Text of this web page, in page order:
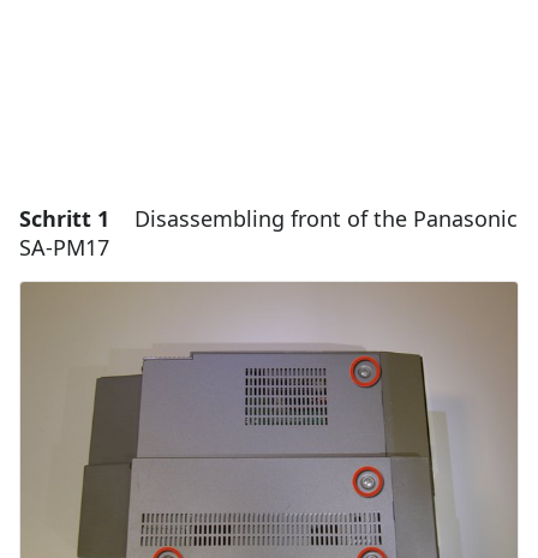
Schritt 1
Disassembling front of the Panasonic
SA-PM17